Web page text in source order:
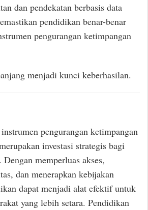
dan pendekatan berbasis data
pendidikan benar-benar
pengurangan ketimpangan
menjadi kunci keberhasilan.
pengurangan ketimpangan
investasi strategis bagi
Dengan memperluas akses,
dan menerapkan kebijakan
dapat menjadi alat efektif untuk
yang lebih setara. Pendidikan